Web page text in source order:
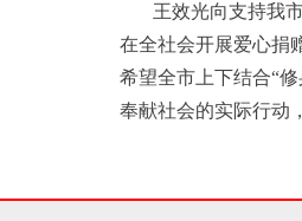
王效光向支持我
在全社会开展爱心捐
希望全市上下结合“
奉献社会的实际行动